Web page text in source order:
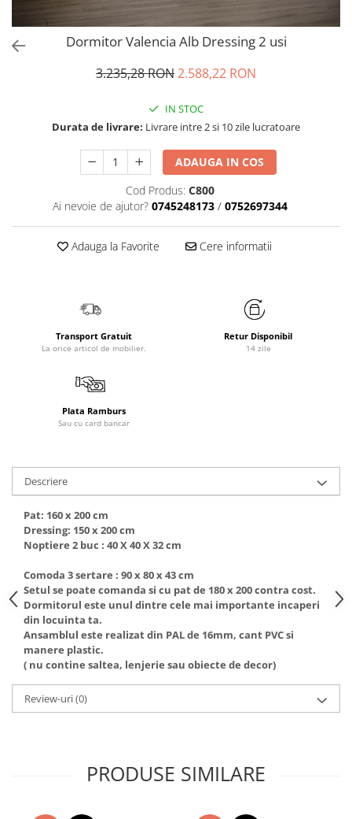
Dormitor Valencia Alb Dressing 2 usi
3.235,28 RON2.588,22 RON
IN STOC
Durata de livrare: Livrare intre 2 si 10 zile lucratoare
ADAUGA IN COS
Cod Produs: C800
Ai nevoie de ajutor? 0745248173 / 0752697344
Adauga la Favorite Cere informatii
Transport Gratuit
La orice articol de mobilier.
Retur Disponibil
14 zile
Plata Ramburs
Sau cu card bancar
Descriere
Pat: 160 x 200 cm
Dressing: 150 x 200 cm
Noptiere 2 buc : 40 X 40 X 32 cm
Comoda 3 sertare : 90 x 80 x 43 cm
Setul se poate comanda si cu pat de 180 x 200 contra cost.
Dormitorul este unul dintre cele mai importante incaperi
din locuinta ta.
Ansamblul este realizat din PAL de 16mm, cant PVC si
manere plastic.
( nu contine saltea, lenjerie sau obiecte de decor)
Review-uri(0)
PRODUSE SIMILARE